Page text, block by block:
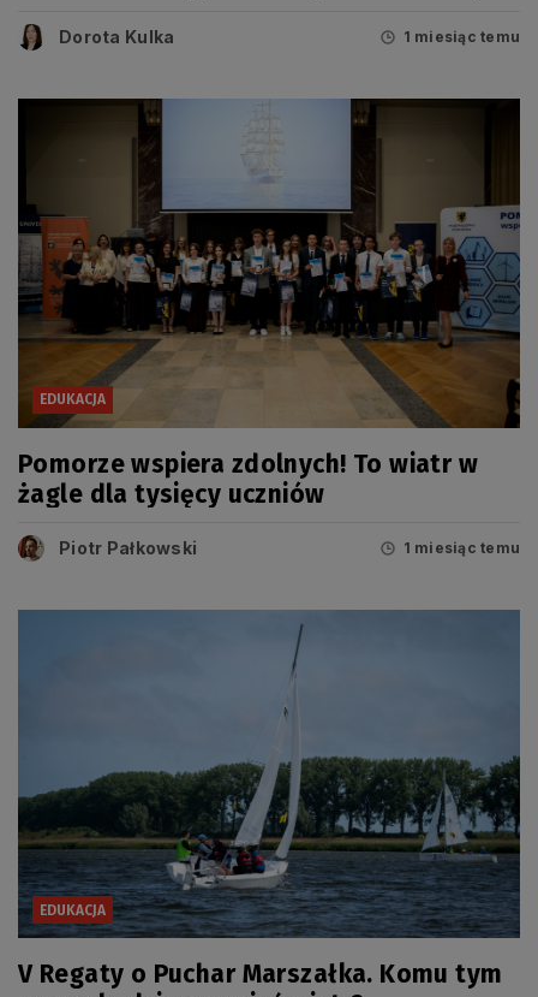
Dorota Kulka 1 miesiąc temu
EDUKACJA
Pomorze wspiera zdolnych! To wiatr w
żagle dla tysięcy uczniów
Piotr Pałkowski 1 miesiąc temu
EDUKACJA
V Regaty o Puchar Marszałka. Komu tym